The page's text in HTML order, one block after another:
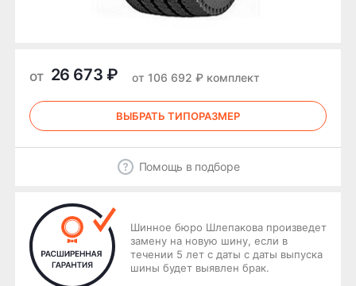
от 26 673 ₽ от 106 692 ₽ комплект
ВЫБРАТЬ ТИПОРАЗМЕР
Помощь в подборе
Шинное бюро Шлепакова произведет
замену на новую шину, если в
течении 5 лет с даты с даты выпуска
шины будет выявлен брак.